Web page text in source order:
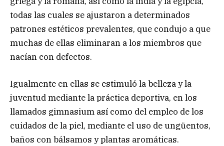
todas las cuales se ajustaron a determinados
patrones estéticos prevalentes, que condujo a que
muchas de ellas eliminaran a los miembros que
nacían con defectos.
Igualmente en ellas se estimuló la belleza y la
juventud mediante la práctica deportiva, en los
llamados gimnasium así como del empleo de los
cuidados de la piel, mediante el uso de ungüentos,
baños con bálsamos y plantas aromáticas.